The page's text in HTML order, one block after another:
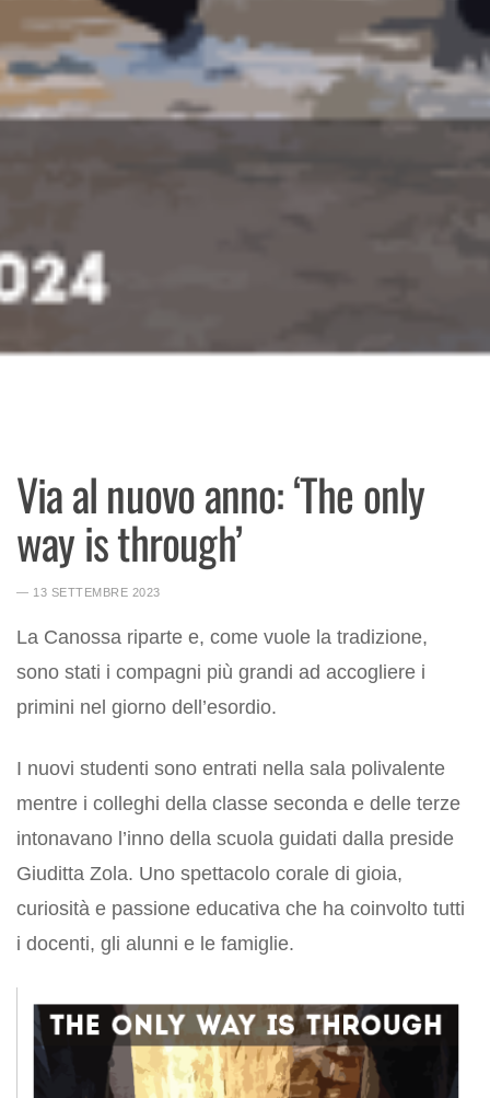
Via al nuovo anno: ‘The only
way is through’
― 13 SETTEMBRE 2023
La Canossa riparte e, come vuole la tradizione,
sono stati i compagni più grandi ad accogliere i
primini nel giorno dell’esordio.
I nuovi studenti sono entrati nella sala polivalente
mentre i colleghi della classe seconda e delle terze
intonavano l’inno della scuola guidati dalla preside
Giuditta Zola. Uno spettacolo corale di gioia,
curiosità e passione educativa che ha coinvolto tutti
i docenti, gli alunni e le famiglie.